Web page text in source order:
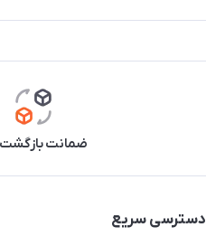
ضمانت بازگشت
دسترسی سریع